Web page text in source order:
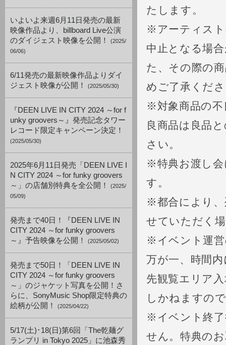
いよいよ来週6月11日発売の最新
映像作品より、billboard Live公演
のダイジェスト映像を公開！
(2025/
06/06)
6/11発売の最新映像作品よりダイ
ジェスト映像が公開！
(2025/05/30)
『DEEN LIVE IN CITY 2024 ～for f
unky groovers～』発売記念タワー
レコード限定キャンペーン決定！
(2025/05/30)
2025年6月11日発売「DEEN LIVE I
N CITY 2024 ～for funky groovers
～」の店舗別特典を全公開！
(2025/
05/09)
発売まで40日！『DEEN LIVE IN
CITY 2024 ～for funky groovers
～』予告映像を公開！
(2025/05/02)
発売まで50日！「DEEN LIVE IN
CITY 2024 ～for funky groovers
～」のジャケット写真を公開！さ
らに、SonyMusic Shop限定特典の
絵柄が公開！
(2025/04/22)
5/17(土)･18(日)第6回「The乾麺グ
ランプリ in Tokyo 2025」に池森秀
たします。
※アーティスト
中止となる場
た、その際の
めご了承くだ
※対象商品の不
良商品は良品
さい。
※特典お渡し会
す。
※都合により
せていただく
※イベント運
万が一、時間
先観覧エリア
しかねますの
※イベント終
せん。特典の